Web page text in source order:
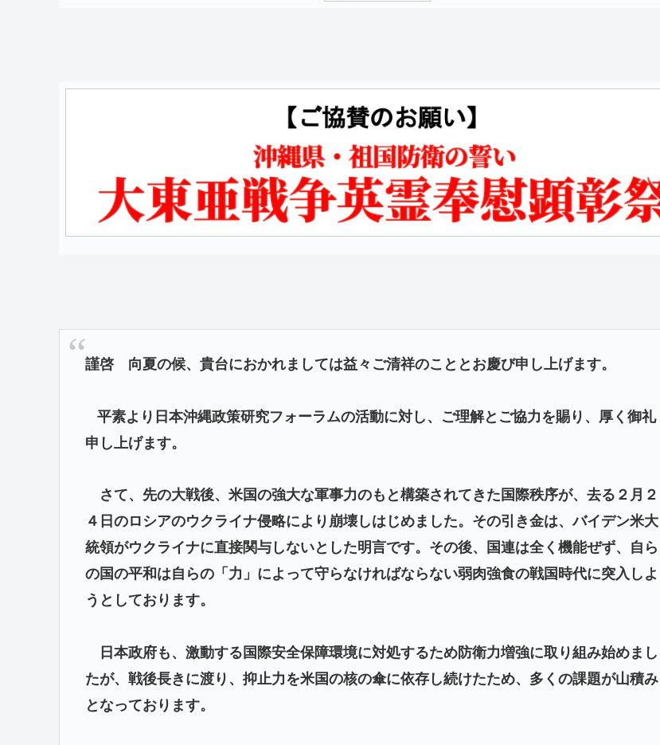
謹啓 向夏の候、貴台におかれましては益々ご清祥のこととお慶び申し上げます。
平素より日本沖縄政策研究フォーラムの活動に対し、ご理解とご協力を賜り、厚く御礼
申し上げます。
さて、先の大戦後、米国の強大な軍事力のもと構築されてきた国際秩序が、去る２月２
４日のロシアのウクライナ侵略により崩壊しはじめました。その引き金は、バイデン米大
統領がウクライナに直接関与しないとした明言です。その後、国連は全く機能ぜず、自ら
の国の平和は自らの「力」によって守らなければならない弱肉強食の戦国時代に突入しよ
うとしております。
日本政府も、激動する国際安全保障環境に対処するため防衛力増強に取り組み始めまし
たが、戦後長きに渡り、抑止力を米国の核の傘に依存し続けたため、多くの課題が山積み
となっております。